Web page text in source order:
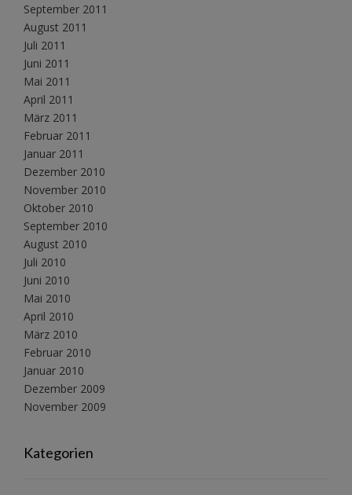
September 2011
August 2011
Juli 2011
Juni 2011
Mai 2011
April 2011
März 2011
Februar 2011
Januar 2011
Dezember 2010
November 2010
Oktober 2010
September 2010
August 2010
Juli 2010
Juni 2010
Mai 2010
April 2010
März 2010
Februar 2010
Januar 2010
Dezember 2009
November 2009
Kategorien